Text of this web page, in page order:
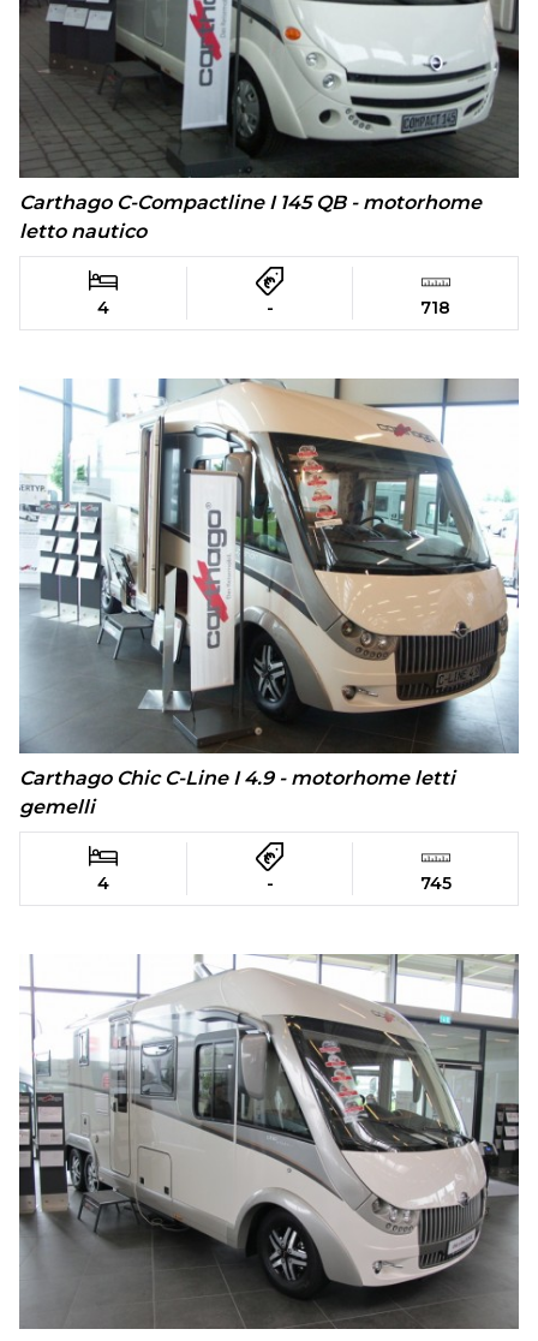
Carthago C-Compactline I 145 QB - motorhome
letto nautico
4 - 718
Carthago Chic C-Line I 4.9 - motorhome letti
gemelli
4 - 745